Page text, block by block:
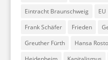
Eintracht Braunschweig
EU
Frank Schäfer
Frieden
Greuther Fürth
Hansa